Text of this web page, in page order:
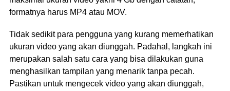
formatnya harus MP4 atau MOV.
Tidak sedikit para pengguna yang kurang memerhatikan
ukuran video yang akan diunggah. Padahal, langkah ini
merupakan salah satu cara yang bisa dilakukan guna
menghasilkan tampilan yang menarik tanpa pecah.
Pastikan untuk mengecek video yang akan diunggah,